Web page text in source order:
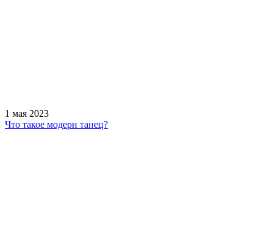
1 мая 2023
Что такое модерн танец?